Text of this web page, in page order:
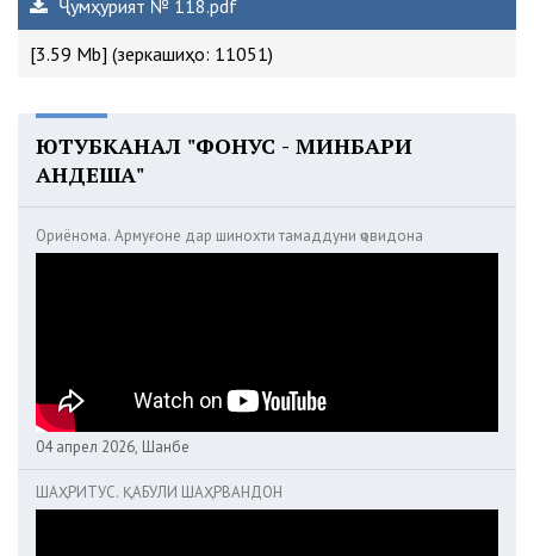
Ҷумҳурият № 118.pdf
[3.59 Mb] (зеркашиҳо: 11051)
ЮТУБКАНАЛ "ФОНУС - МИНБАРИ
АНДЕША"
Ориёнома. Армуғоне дар шинохти тамаддуни ҷовидона
04 апрел 2026, Шанбе
ШАҲРИТУС. ҚАБУЛИ ШАҲРВАНДОН